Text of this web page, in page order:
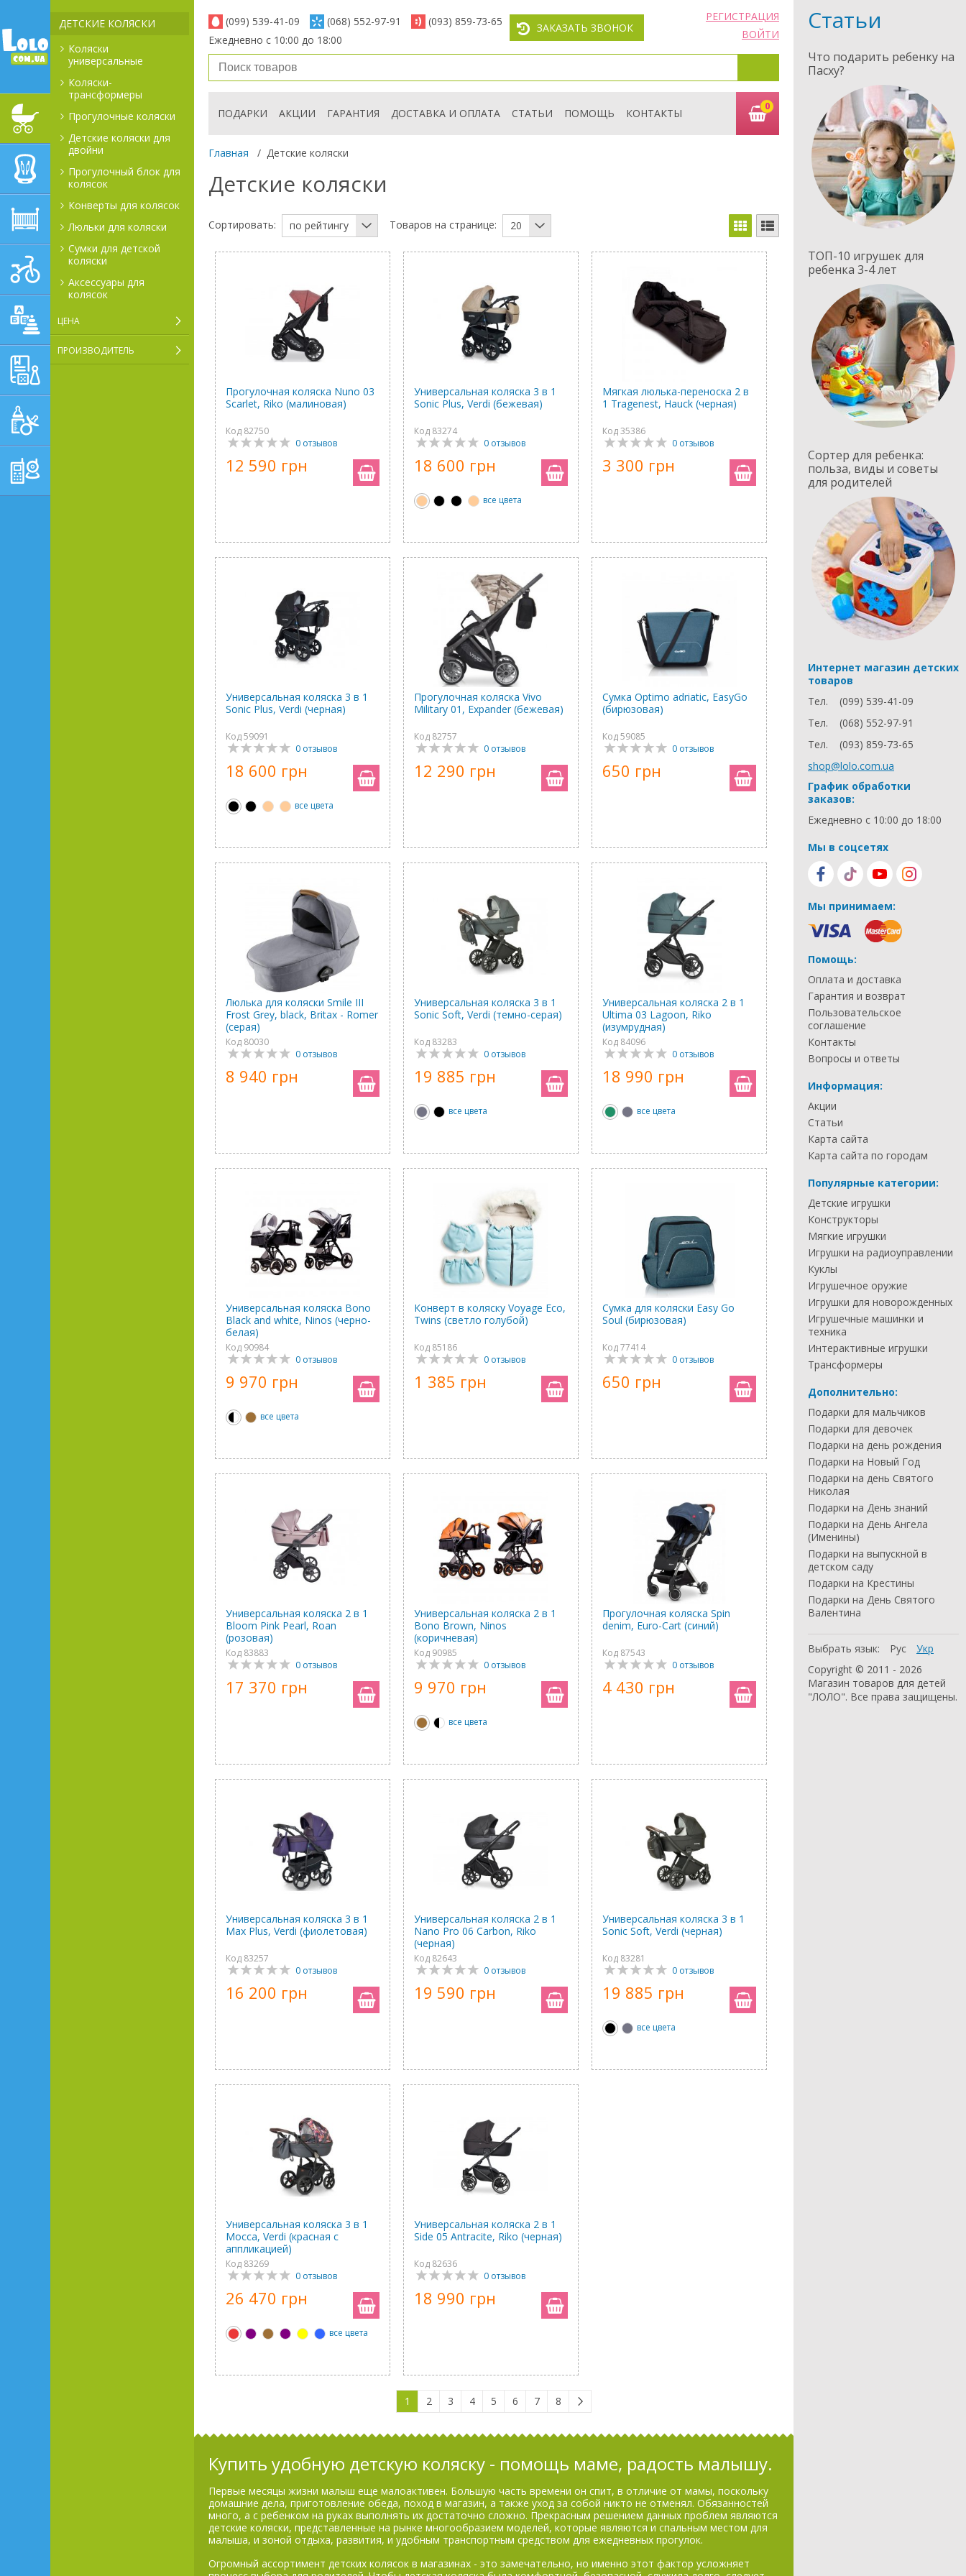
ДЕТСКИЕ КОЛЯСКИ
АВТОКРЕСЛА
ДЕТСКИЙ СПОРТ И
ТРАНСПОРТ
ДЕТСКИЕ ИГРУШКИ
ОБУЧАЮЩЕ-
ДЕТСКИЕ КОЛЯСКИ
Коляски
универсальные
Коляски-
трансформеры
Прогулочные коляски
Детские коляски для
двойни
Прогулочный блок для
колясок
Конверты для колясок
Люльки для коляски
Сумки для детской
коляски
Аксессуары для
колясок
ЦЕНА
ПРОИЗВОДИТЕЛЬ
(099) 539-41-09 (068) 552-97-91
(093) 859-73-65
Ежедневно с 10:00 до 18:00
ЗАКАЗАТЬ ЗВОНОК
РЕГИСТРАЦИЯ
ВОЙТИ
ПОДАРКИ АКЦИИ ГАРАНТИЯ ДОСТАВКА И ОПЛАТА СТАТЬИ ПОМОЩЬ КОНТАКТЫ
0
Главная / Детские коляски
Детские коляски
Сортировать: по рейтингу Товаров на странице: 20
Прогулочная коляска Nuno 03
Scarlet, Riko (малиновая)
Код 82750
0 отзывов
12 590 грн
Универсальная коляска 3 в 1
Sonic Plus, Verdi (бежевая)
Код 83274
0 отзывов
18 600 грн
все цвета
Мягкая люлька-переноска 2 в
1 Tragenest, Hauck (черная)
Код 35386
0 отзывов
3 300 грн
Универсальная коляска 3 в 1
Sonic Plus, Verdi (черная)
Код 59091
0 отзывов
18 600 грн
все цвета
Прогулочная коляска Vivo
Military 01, Expander (бежевая)
Код 82757
0 отзывов
12 290 грн
Сумка Optimo adriatic, EasyGo
(бирюзовая)
Код 59085
0 отзывов
650 грн
Люлька для коляски Smile III
Frost Grey, black, Britax - Romer
(серая)
Код 80030
0 отзывов
8 940 грн
Универсальная коляска 3 в 1
Sonic Soft, Verdi (темно-серая)
Код 83283
0 отзывов
19 885 грн
все цвета
Универсальная коляска 2 в 1
Ultima 03 Lagoon, Riko
(изумрудная)
Код 84096
0 отзывов
18 990 грн
все цвета
Универсальная коляска Bono
Black and white, Ninos (черно-
белая)
Код 90984
0 отзывов
9 970 грн
все цвета
Конверт в коляску Voyage Eco,
Twins (светло голубой)
Код 85186
0 отзывов
1 385 грн
Сумка для коляски Easy Go
Soul (бирюзовая)
Код 77414
0 отзывов
650 грн
Универсальная коляска 2 в 1
Bloom Pink Pearl, Roan
(розовая)
Код 83883
0 отзывов
17 370 грн
Универсальная коляска 2 в 1
Bono Brown, Ninos
(коричневая)
Код 90985
0 отзывов
9 970 грн
все цвета
Прогулочная коляска Spin
denim, Euro-Cart (синий)
Код 87543
0 отзывов
4 430 грн
Универсальная коляска 3 в 1
Max Plus, Verdi (фиолетовая)
Код 83257
0 отзывов
16 200 грн
Универсальная коляска 2 в 1
Nano Pro 06 Carbon, Riko
(черная)
Код 82643
0 отзывов
19 590 грн
Универсальная коляска 3 в 1
Sonic Soft, Verdi (черная)
Код 83281
0 отзывов
19 885 грн
все цвета
Универсальная коляска 3 в 1
Mocca, Verdi (красная с
аппликацией)
Код 83269
0 отзывов
26 470 грн
все цвета
Универсальная коляска 2 в 1
Side 05 Antracite, Riko (черная)
Код 82636
0 отзывов
18 990 грн
1 2 3 4 5 6 7 8
Купить удобную детскую коляску - помощь маме, радость малышу.
Первые месяцы жизни малыш еще малоактивен. Большую часть времени он спит, в отличие от мамы, поскольку
домашние дела, приготовление обеда, поход в магазин, а также уход за собой никто не отменял. Обязанностей
много, а с ребенком на руках выполнять их достаточно сложно. Прекрасным решением данных проблем являются
детские коляски, представленные на рынке многообразием моделей, которые являются и спальным местом для
малыша, и зоной отдыха, развития, и удобным транспортным средством для ежедневных прогулок.
Огромный ассортимент детских колясок в магазинах - это замечательно, но именно этот фактор усложняет
Статьи
Что подарить ребенку на
Пасху?
ТОП-10 игрушек для
ребенка 3-4 лет
Сортер для ребенка:
польза, виды и советы
для родителей
Интернет магазин детских
товаров
Тел.
(099) 539-41-09
Тел.
(068) 552-97-91
Тел.
(093) 859-73-65
shop@lolo.com.ua
График обработки
заказов:
Ежедневно с 10:00 до 18:00
Мы в соцсетях
Мы принимаем:
Помощь:
Оплата и доставка
Гарантия и возврат
Пользовательское
соглашение
Контакты
Вопросы и ответы
Информация:
Акции
Статьи
Карта сайта
Карта сайта по городам
Популярные категории:
Детские игрушки
Конструкторы
Мягкие игрушки
Игрушки на радиоуправлении
Куклы
Игрушечное оружие
Игрушки для новорожденных
Игрушечные машинки и
техника
Интерактивные игрушки
Трансформеры
Дополнительно:
Подарки для мальчиков
Подарки для девочек
Подарки на день рождения
Подарки на Новый Год
Подарки на день Святого
Николая
Подарки на День знаний
Подарки на День Ангела
(Именины)
Подарки на выпускной в
детском саду
Подарки на Крестины
Подарки на День Святого
Валентина
Выбрать язык: Рус
Укр
Copyright © 2011 - 2026
Магазин товаров для детей
"ЛОЛО". Все права защищены.